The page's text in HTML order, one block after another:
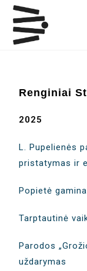
Renginiai
2025
L. Pupelienės
pristatymas ir
Popietė
Tarptautinė
Parodos
uždarymas